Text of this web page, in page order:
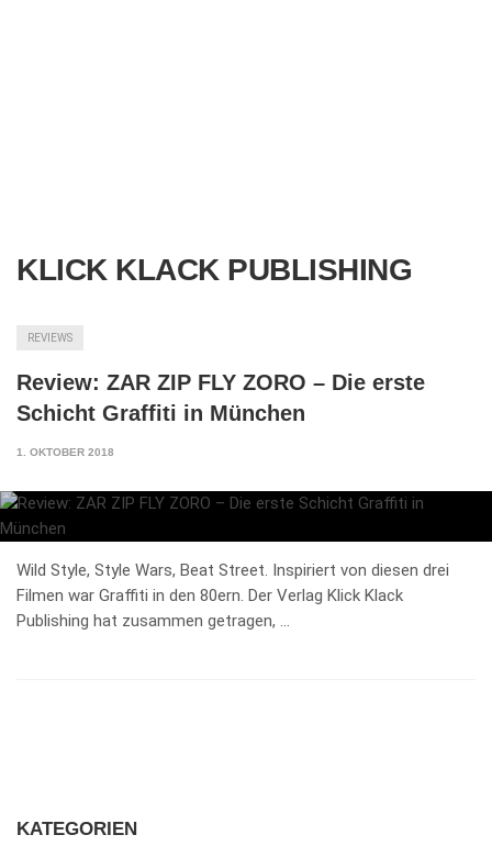
KLICK KLACK PUBLISHING
REVIEWS
Review: ZAR ZIP FLY ZORO – Die erste
Schicht Graffiti in München
1. OKTOBER 2018
Wild Style, Style Wars, Beat Street. Inspiriert von diesen drei
Filmen war Graffiti in den 80ern. Der Verlag Klick Klack
Publishing hat zusammen getragen, …
KATEGORIEN